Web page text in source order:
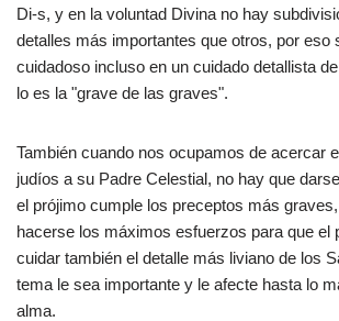
Di-s, y en la voluntad Divina no hay
detalles más importantes que otros, por eso
cuidadoso incluso en un cuidado detallista
lo es la "grave de las graves".
También cuando nos ocupamos de acercar
judíos a su Padre Celestial, no hay que
el prójimo cumple los preceptos más
hacerse los máximos esfuerzos para que el
cuidar también el detalle más liviano de los
tema le sea importante y le afecte hasta lo
alma.